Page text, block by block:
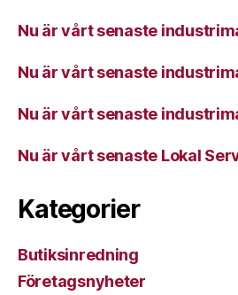
Nu är vårt senaste
Nu är vårt senaste
Nu är vårt senaste
Nu är vårt senaste Lokal
Kategorier
Butiksinredning
Företagsnyheter